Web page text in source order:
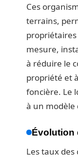
Ces
terrains,
mesure,
à réduire le
propriété et
foncière. Le
à un modèle
Évolution
Les taux